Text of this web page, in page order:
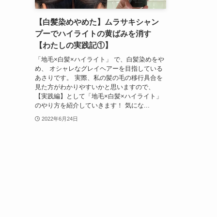
【白髪染めやめた】ムラサキシャン
プーでハイライトの黄ばみを消す
【わたしの実践記①】
「地毛×白髪×ハイライト」 で、白髪染めをや
め、 オシャレなグレイヘアーを目指している
あさりです。 実際、私の髪の毛の移行具合を
見た方がわかりやすいかと思いますので、
【実践編】として「地毛×白髪×ハイライト」
のやり方を紹介していきます！ 気にな...
2022年6月24日